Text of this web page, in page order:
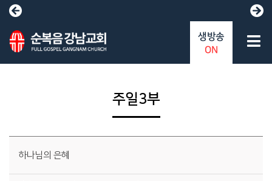
주일3부
하나님의 은혜
생방송
ON